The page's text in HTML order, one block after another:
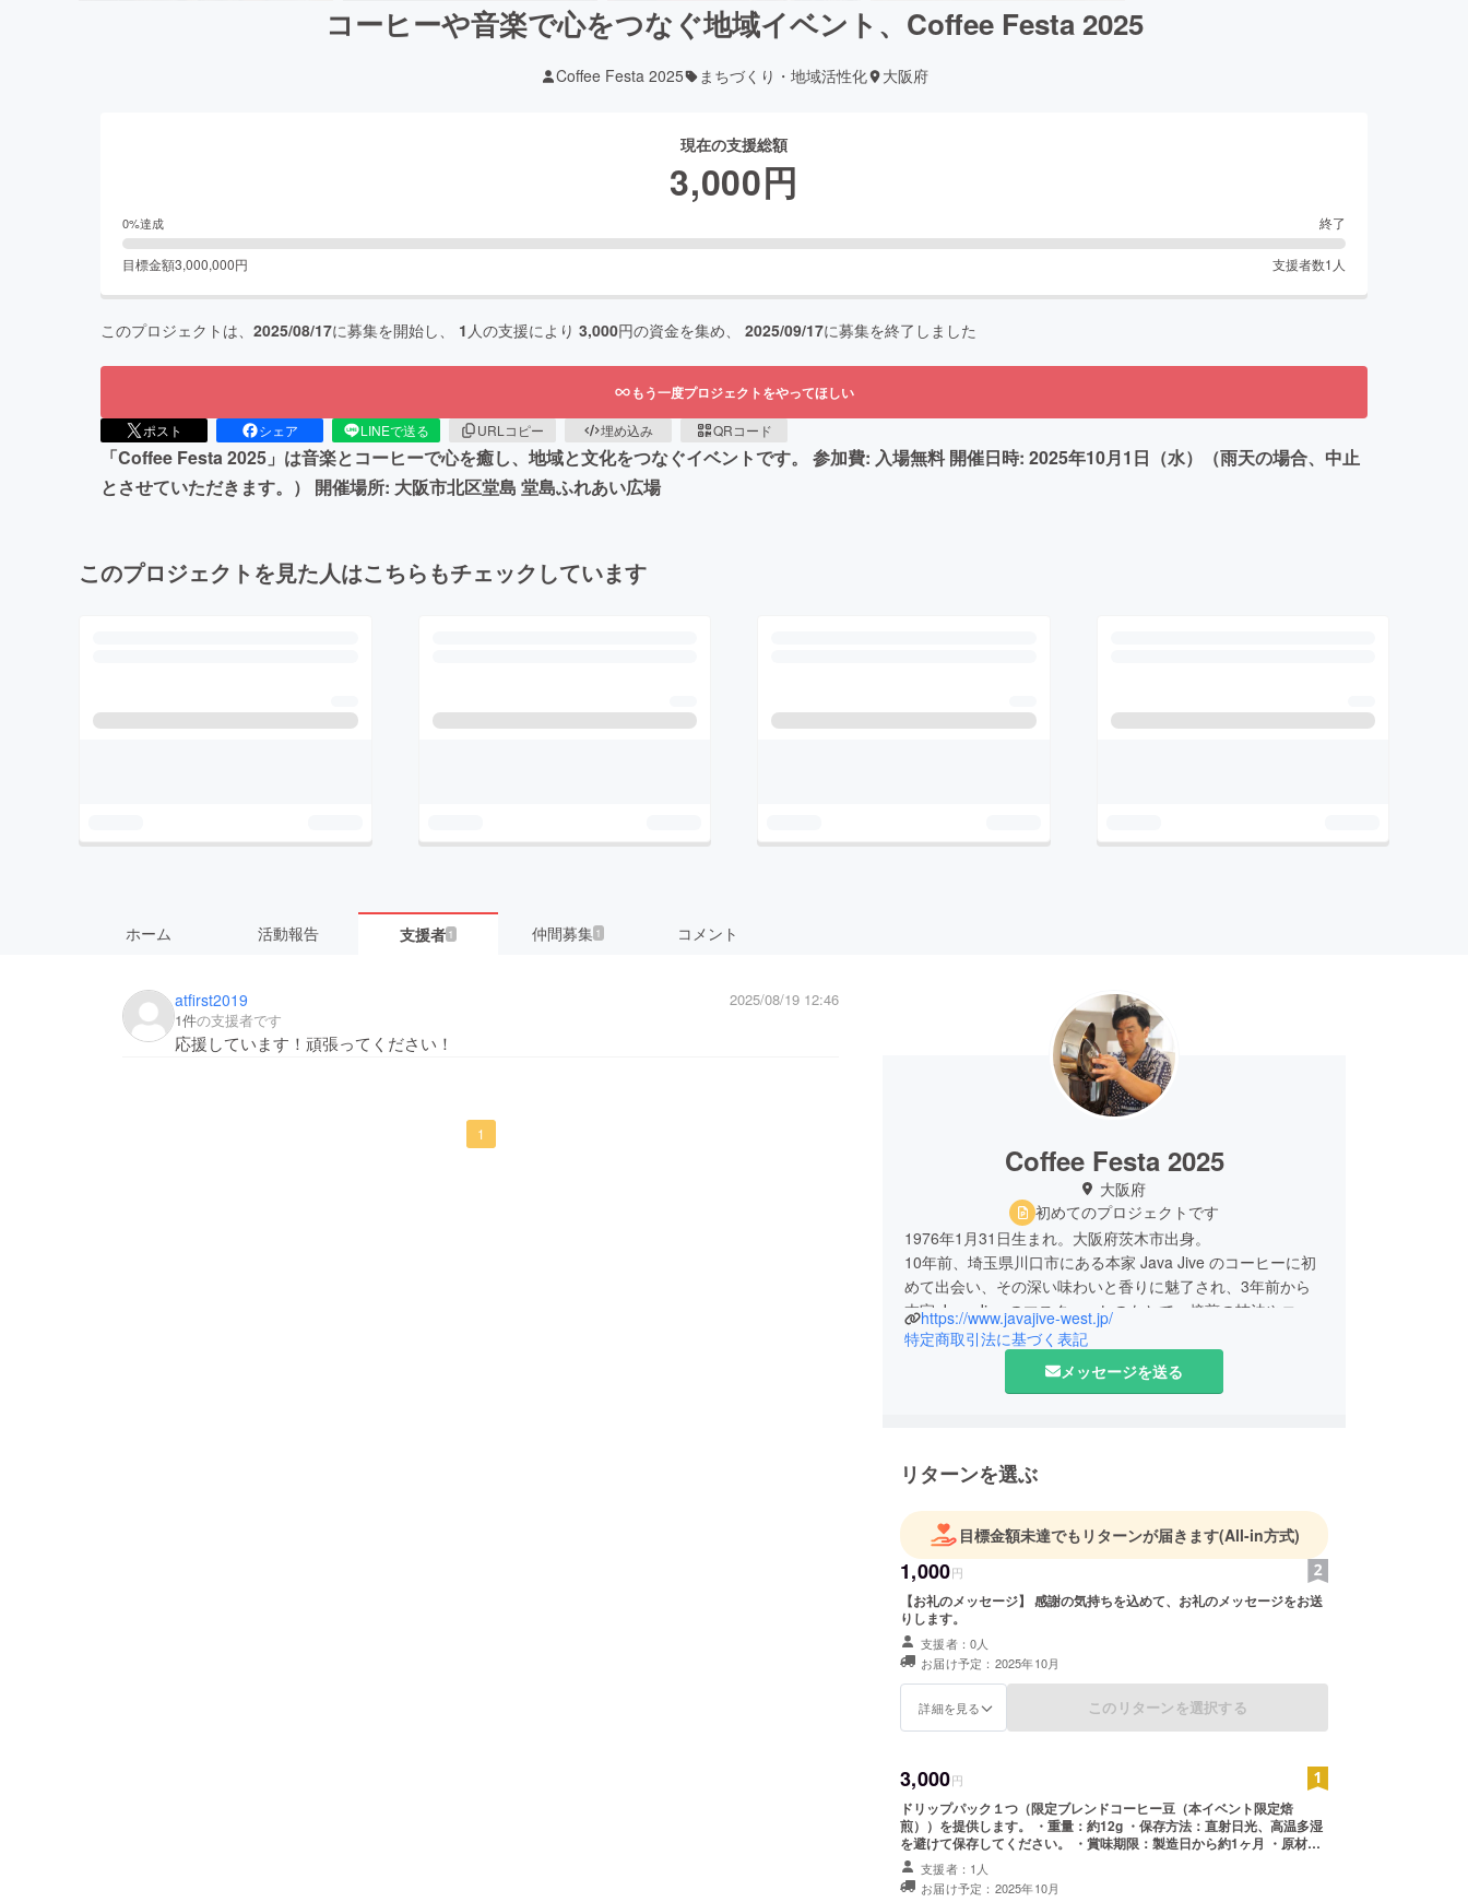
コーヒーや音楽で心をつなぐ地域イベント、Coffee Festa 2025
Coffee Festa 2025 まちづくり・地域活性化 大阪府
現在の支援総額
3,000円
0%達成 終了
目標金額3,000,000円 支援者数1 人
このプロジェクトは、 2025/08/17に募集を開始し、 1 人の支援により 3,000円の資金を集め、 2025/09/17に募集を終了しました
もう一度プロジェクトをやってほしい
ポスト シェア LINEで送る URLコピー 埋め込み QRコード
「Coffee Festa 2025」は音楽とコーヒーで心を癒し、地域と文化をつなぐイベントです。 参加費: 入場無料 開催日時: 2025年10月1日（水）（雨天の場合、中止
とさせていただきます。） 開催場所: 大阪市北区堂島 堂島ふれあい広場
このプロジェクトを見た人はこちらもチェックしています
ホーム 活動報告 支援者 1 仲間募集 1 コメント
atfirst2019
2025/08/19 12:46
1件の支援者です
応援しています！頑張ってください！
1
Coffee Festa 2025
大阪府
初めてのプロジェクトです
1976年1月31日生まれ。大阪府茨木市出身。
10年前、埼玉県川口市にある本家 Java Jive のコーヒーに初
めて出会い、その深い味わいと香りに魅了され、3年前から
本家 Java Jive のマスターcatzのもとで、焙煎の技法やコー
ヒーの知識を学び、その結果、今回、Java Jive の名前を継
いで、Java Jive Westを開店。
https://www.javajive-west.jp/
特定商取引法に基づく表記
メッセージを送る
リターンを選ぶ
目標金額未達でもリターンが届きます(All-in方式)
1,000円
【お礼のメッセージ】 感謝の気持ちを込めて、お礼のメッセージをお送
りします。
支援者：0人
お届け予定：2025年10月
詳細を見る このリターンを選択する
3,000円
ドリップパック１つ（限定ブレンドコーヒー豆（本イベント限定焙
煎））を提供します。 ・重量：約12g ・保存方法：直射日光、高温多湿
を避けて保存してください。 ・賞味期限：製造日から約1ヶ月 ・原材
料、主原料の原産地：コーヒー豆、インドネシア・タンザニア・ブラジ
ル ・使用上の注意：開封後はなるべく早くお召し上がりください。
支援者：1人
お届け予定：2025年10月